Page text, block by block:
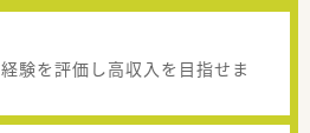
験を評価し高収入を目指せま